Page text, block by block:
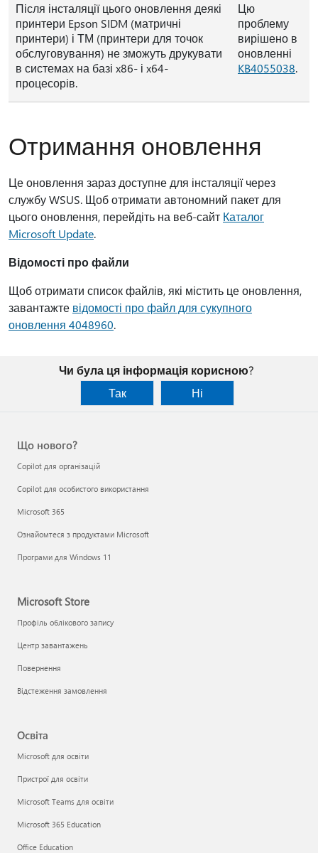
Після інсталяції цього оновлення деякі
принтери Epson SIDM (матричні
принтери) і ТМ (принтери для точок
обслуговування) не зможуть друкувати
в системах на базі x86- і x64-
процесорів.
Цю
проблему
вирішено в
оновленні
KB4055038.
Отримання оновлення
Це оновлення зараз доступне для інсталяції через
службу WSUS. Щоб отримати автономний пакет для
цього оновлення, перейдіть на веб-сайт Каталог
Microsoft Update.
Відомості про файли
Щоб отримати список файлів, які містить це оновлення,
завантажте відомості про файл для сукупного
оновлення 4048960.
Чи була ця інформація корисною?
Так
Ні
Що нового?
Copilot для організацій
Copilot для особистого використання
Microsoft 365
Ознайомтеся з продуктами Microsoft
Програми для Windows 11
Microsoft Store
Профіль облікового запису
Центр завантажень
Повернення
Відстеження замовлення
Освіта
Microsoft для освіти
Пристрої для освіти
Microsoft Teams для освіти
Microsoft 365 Education
Office Education